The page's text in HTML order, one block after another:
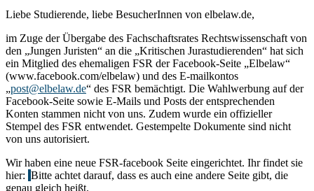
Liebe Studierende, liebe BesucherInnen von elbelaw.de,
im Zuge der Übergabe des Fachschaftsrates Rechtswissenschaft von
den „Jungen Juristen“ an die „Kritischen Jurastudierenden“ hat sich
ein Mitglied des ehemaligen FSR der Facebook-Seite „Elbelaw“
(www.facebook.com/elbelaw) und des E-mailkontos
„post@elbelaw.de“ des FSR bemächtigt. Die Wahlwerbung auf der
Facebook-Seite sowie E-Mails und Posts der entsprechenden
Konten stammen nicht von uns. Zudem wurde ein offizieller
Stempel des FSR entwendet. Gestempelte Dokumente sind nicht
von uns autorisiert.
Wir haben eine neue FSR-facebook Seite eingerichtet. Ihr findet sie
hier: Bitte achtet darauf, dass es auch eine andere Seite gibt, die
genau gleich heißt.